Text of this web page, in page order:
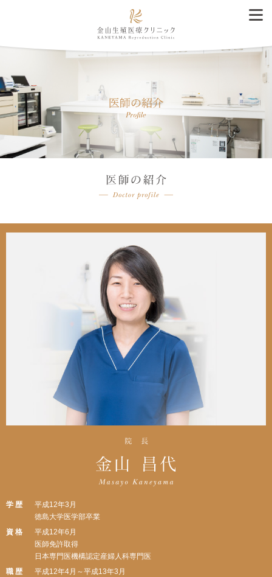
学 歴
平成12年3月
徳島大学医学部卒業
資 格
平成12年6月
医師免許取得
日本専門医機構認定産婦人科専門医
職 歴
平成12年4月～平成13年3月